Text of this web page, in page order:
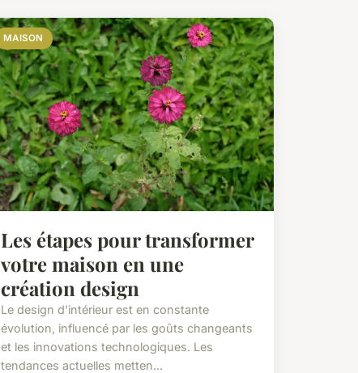
MAISON
Les étapes pour transformer
votre maison en une
création design
Le design d'intérieur est en constante
évolution, influencé par les goûts changeants
et les innovations technologiques. Les
tendances actuelles metten...